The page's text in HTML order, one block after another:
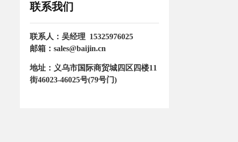
联系我们
联系人：吴经理 15325976025
邮箱：sales@baijin.cn
地址：义乌市国际商贸城四区四楼11
街46023-46025号(79号门)